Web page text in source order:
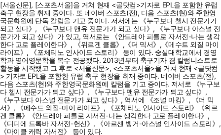
[서울신문], [스포츠서울]을 거쳐 현재 <골닷컴>기자로 EPL을 포함한 유럽
축구 현장을 취재 중이다. 또 네이버 스포츠(전), 다음 스포츠(현)와 주한영
국문화원에 단독 칼럼을 기고 중이다. 저서에는 《누구보다 첼시 전문가가
되고 싶다》, 《누구보다 맨유 전문가가 되고 싶다》, 《누구보다 아스널 전
문가가 되고 싶다》가 있고, 역서로는 《안드레아 피를로 자서전-나는 생각
한다 고로 플레이한다》, 《위르겐 클롭》,《더 믹서》,《메수트 외질 마이
라이프》, 《포체티노 인사이드 스토리》 등이 있다. 숭실대학교에서 경영
학과 영어영문학을 복수 전공했다. 2013년부터 축구기자 겸 칼럼니스트로
활동을 시작했고 그 후로 <서울신문>, <스포츠서울>을 거쳐 현재 <골닷컴
> 기자로 EPL을 포함한 유럽 축구 현장을 취재 중이다. 네이버 스포츠(전),
다음 스포츠(현)와 주한영국문화원에 칼럼을 기고 중이다. 저서로 《누구보
다 첼시 전문가가 되고 싶다》, 《누구보다 맨유 전문가가 되고 싶다》,
《누구보다 아스널 전문가가 되고 싶다》, 역서에 《조널 마킹》, 《더 믹
서》, 《메수드 외질-마이 라이프》, 《포체티노 인사이드 스토리》《위르
겐 클롭》《안드레아 피를로 자서전-나는 생각한다 고로 플레이한다》,
《디디에 드록바 자서전-헌신》, 《아르센 벵거-아스널 인사이드 스토리》,
《마이클 캐릭 자서전》 등이 있다.